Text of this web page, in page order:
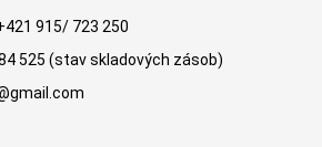
915/ 723 250
525 (stav skladových zásob)